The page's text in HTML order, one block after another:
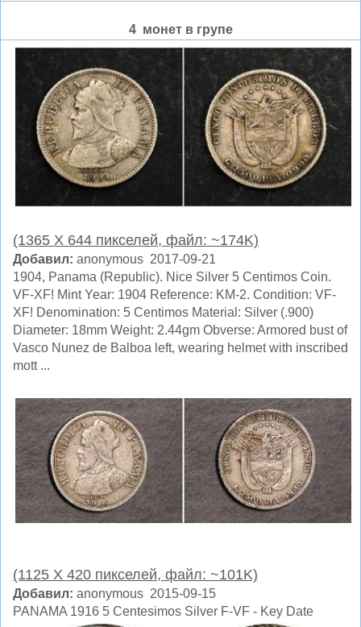
4 монет в групе
(1365 X 644 пикселей, файл: ~174K)
Добавил: anonymous 2017-09-21
1904, Panama (Republic). Nice Silver 5 Centimos Coin.
VF-XF! Mint Year: 1904 Reference: KM-2. Condition: VF-
XF! Denomination: 5 Centimos Material: Silver (.900)
Diameter: 18mm Weight: 2.44gm Obverse: Armored bust of
Vasco Nunez de Balboa left, wearing helmet with inscribed
mott ...
(1125 X 420 пикселей, файл: ~101K)
Добавил: anonymous 2015-09-15
PANAMA 1916 5 Centesimos Silver F-VF - Key Date